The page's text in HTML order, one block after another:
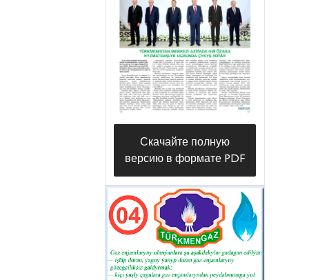
Амановым, профессионально
выполнил задачу, используя
высокотехнологичную
китайскую установку ZJ-70-DB.
Результатом бурения на глубину
6800 метров стал богатый
приток «черного золота» и
газового конденсата.
Скачайте полную
версию в формате PDF